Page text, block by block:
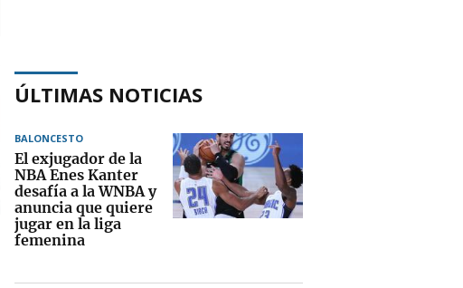
ÚLTIMAS NOTICIAS
BALONCESTO
El exjugador de la
NBA Enes Kanter
desafía a la WNBA y
anuncia que quiere
jugar en la liga
femenina